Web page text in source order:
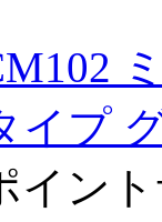
イプ
イン